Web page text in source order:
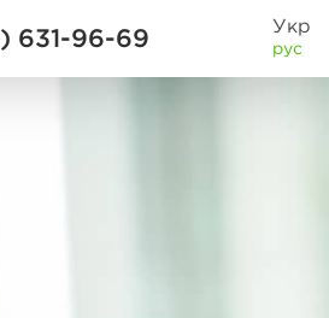
631-96-69 Укр
рус